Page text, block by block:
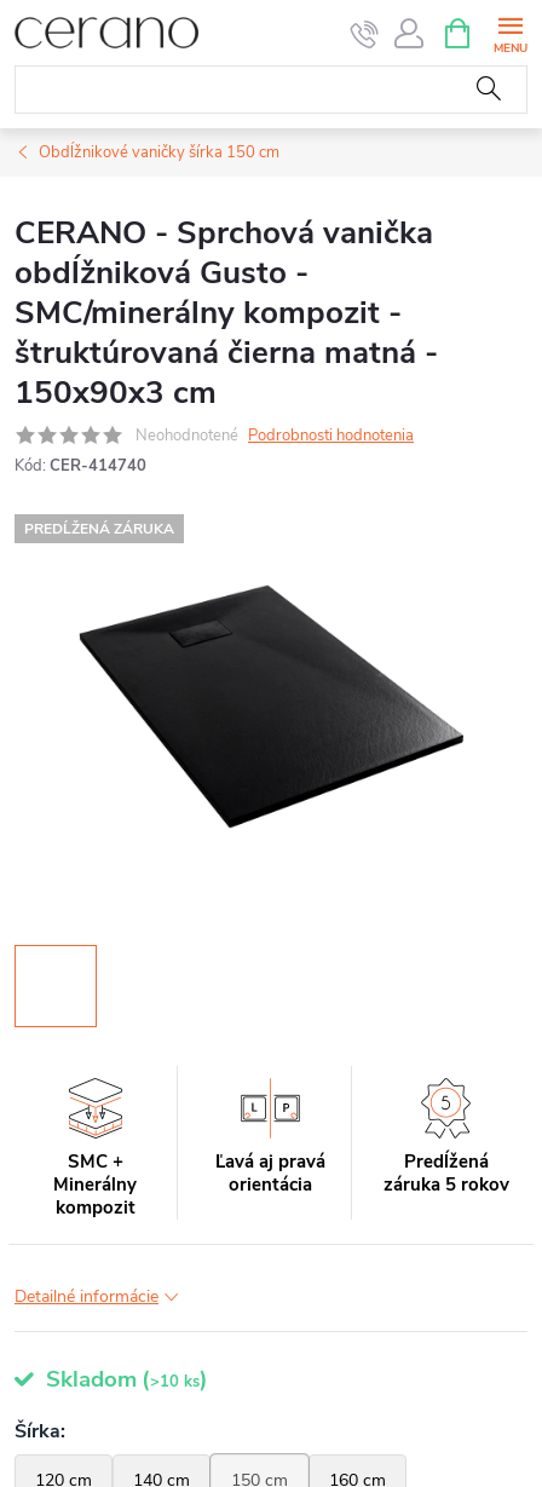
Prejsť
na
obsah
KOŠÍK
Obdĺžnikové vaničky šírka 150 cm
CERANO - Sprchová vanička
obdĺžniková Gusto -
SMC/minerálny kompozit -
štruktúrovaná čierna matná -
150x90x3 cm
Neohodnotené Podrobnosti hodnotenia
Kód: CER-414740
PREDĹŽENÁ ZÁRUKA
SMC +
Minerálny
kompozit
Ľavá aj pravá
orientácia
Predĺžená
záruka 5 rokov
Detailné informácie
Skladom (>10 ks)